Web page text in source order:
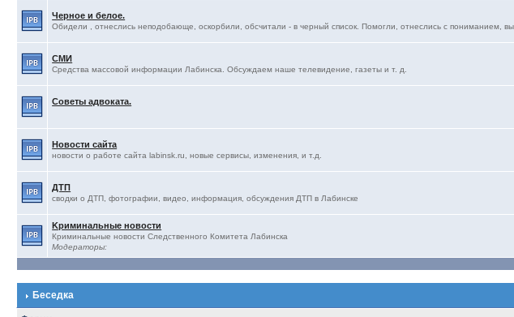
Черное и белое.
Обидели , отнеслись неподобающе, оскорбили, обсчитали - в черный список. Помогли, отнеслись с пониманием,
СМИ
Средства массовой информации Лабинска. Обсуждаем наше телевидение, газеты и т. д.
Советы адвоката.
Новости сайта
новости о работе сайта labinsk.ru, новые сервисы, изменения, и т.д.
ДТП
сводки о ДТП, фотографии, видео, информация, обсуждения ДТП в Лабинске
Kриминальные новости
Криминальные новости Следственного Комитета Лабинска
Модераторы:
Беседка